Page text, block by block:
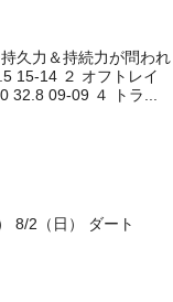
久力＆持続力が問われ
15-14 ２ オフトレイ
32.8 09-09 ４ トラ...
8/2（日） ダート